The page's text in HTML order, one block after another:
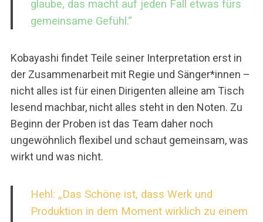
glaube, das macht auf jeden Fall etwas fürs
gemeinsame Gefühl.“
Kobayashi findet Teile seiner Interpretation erst in
der Zusammenarbeit mit Regie und Sänger*innen –
nicht alles ist für einen Dirigenten alleine am Tisch
lesend machbar, nicht alles steht in den Noten. Zu
Beginn der Proben ist das Team daher noch
ungewöhnlich flexibel und schaut gemeinsam, was
wirkt und was nicht.
Hehl: „Das Schöne ist, dass Werk und
Produktion in dem Moment wirklich zu einem
S
e
a
c
h
f